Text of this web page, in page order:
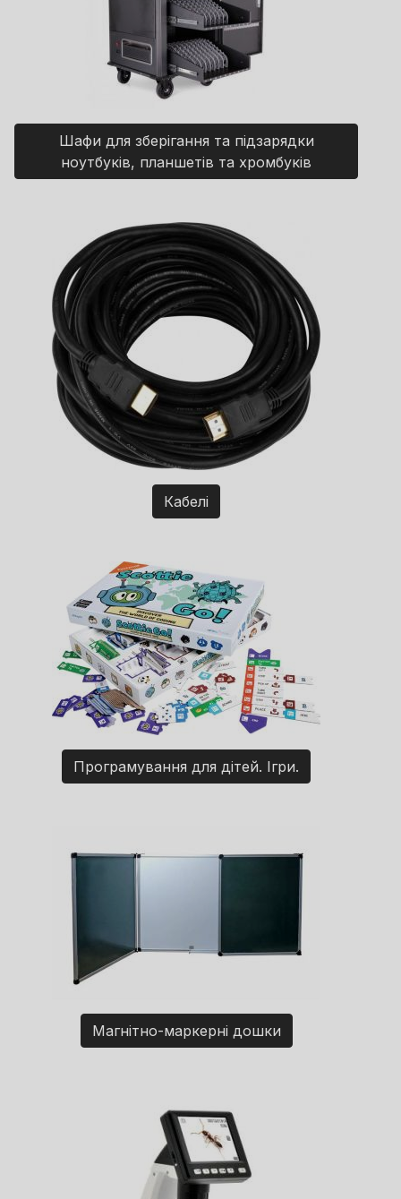
Шафи для зберігання та підзарядки
ноутбуків, планшетів та хромбуків
Кабелі
Програмування для дітей. Ігри.
Магнітно-маркерні дошки